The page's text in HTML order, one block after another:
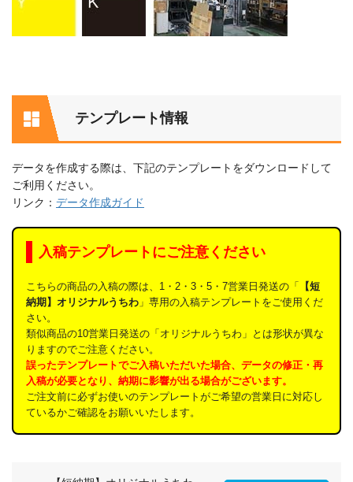
テンプレート情報
データを作成する際は、下記のテンプレートをダウンロードして
ご利用ください。
リンク： データ作成ガイド
入稿テンプレートにご注意ください
こちらの商品の入稿の際は、1・2・3・5・7営業日発送の「
【短
納期】オリジナルうちわ 」専用の入稿テンプレートをご使用くだ
さい。
類似商品の10営業日発送の「オリジナルうちわ」とは形状が異な
りますのでご注意ください。
誤ったテンプレートでご入稿いただいた場合、データの修正・再
入稿が必要となり、納期に影響が出る場合がございます。
ご注文前に必ずお使いのテンプレートがご希望の営業日に対応し
ているかご確認をお願いいたします。